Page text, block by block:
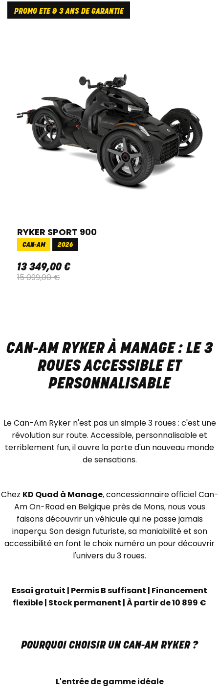
PROMO ETE & 3 ANS DE GARANTIE
RYKER SPORT 900
CAN-AM 2026
13 349,00€
15 099,00€
CAN-AM RYKER À MANAGE : LE 3
ROUES ACCESSIBLE ET
PERSONNALISABLE
Le Can-Am Ryker n'est pas un simple 3 roues : c'est une
révolution sur route. Accessible, personnalisable et
terriblement fun, il ouvre la porte d'un nouveau monde
de sensations.
Chez KD Quad à Manage, concessionnaire officiel Can-
Am On-Road en Belgique près de Mons, nous vous
faisons découvrir un véhicule qui ne passe jamais
inaperçu. Son design futuriste, sa maniabilité et son
accessibilité en font le choix numéro un pour découvrir
l'univers du 3 roues.
Essai gratuit | Permis B suffisant | Financement
flexible | Stock permanent | À partir de 10 899 €
POURQUOI CHOISIR UN CAN-AM RYKER ?
L'entrée de gamme idéale